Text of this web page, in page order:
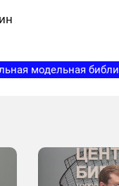
модельная